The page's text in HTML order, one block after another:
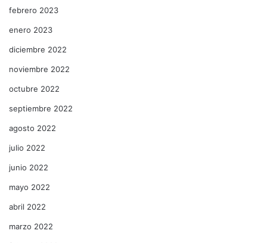
febrero 2023
enero 2023
diciembre 2022
noviembre 2022
octubre 2022
septiembre 2022
agosto 2022
julio 2022
junio 2022
mayo 2022
abril 2022
marzo 2022